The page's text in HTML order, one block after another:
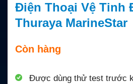
Điện Thoại Vệ Tinh
Thuraya MarineStar
Còn hàng
Được dùng thử test trước